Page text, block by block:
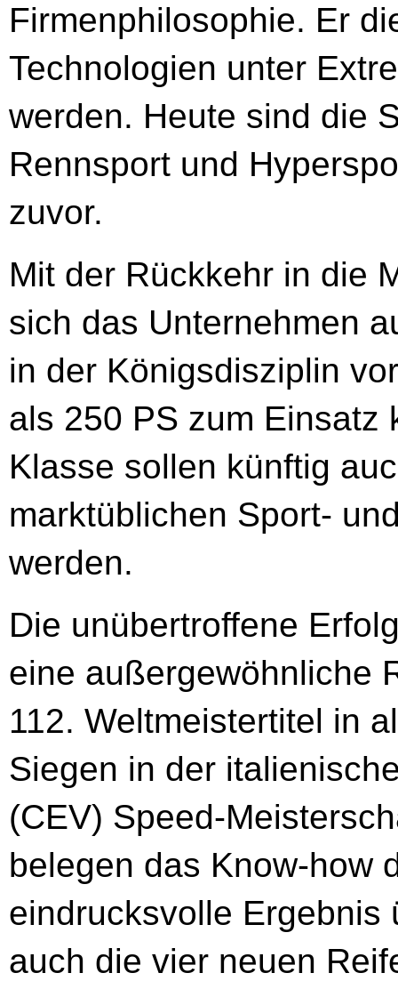
Firmenphilosophie. Er
Technologien unter
werden. Heute sind die
Rennsport und
zuvor.
Mit der Rückkehr in die
sich das Unternehmen
in der Königsdisziplin
als 250 PS zum Einsatz
Klasse sollen künftig
marktüblichen Sport-
werden.
Die unübertroffene
eine außergewöhnliche
112. Weltmeistertitel in
Siegen in der
(CEV) Speed-
belegen das Know-how
eindrucksvolle Ergebnis
auch die vier neuen